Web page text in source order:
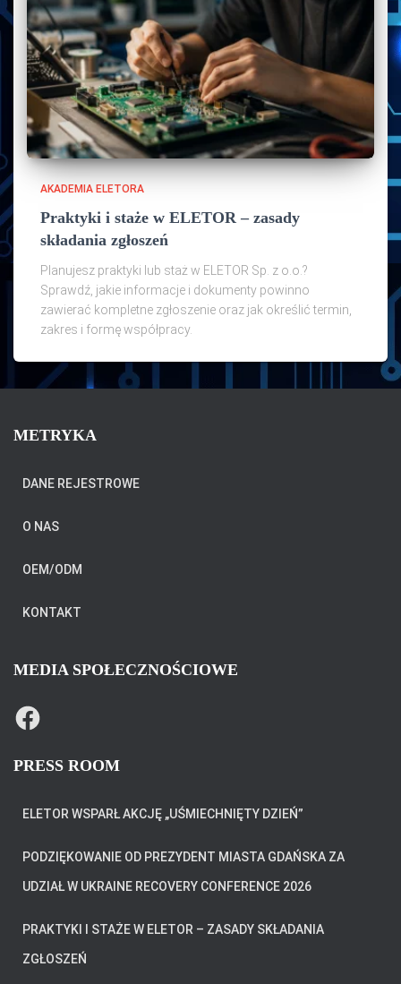
AKADEMIA ELETORA
Praktyki i staże w ELETOR – zasady
składania zgłoszeń
Planujesz praktyki lub staż w ELETOR Sp. z o.o.?
Sprawdź, jakie informacje i dokumenty powinno
zawierać kompletne zgłoszenie oraz jak określić termin,
zakres i formę współpracy.
METRYKA
DANE REJESTROWE
O NAS
OEM/ODM
KONTAKT
MEDIA SPOŁECZNOŚCIOWE
F
A
B
O
PRESS ROOM
ELETOR WSPARŁ AKCJĘ „UŚMIECHNIĘTY DZIEŃ”
PODZIĘKOWANIE OD PREZYDENT MIASTA GDAŃSKA ZA
UDZIAŁ W UKRAINE RECOVERY CONFERENCE 2026
PRAKTYKI I STAŻE W ELETOR – ZASADY SKŁADANIA
ZGŁOSZEŃ